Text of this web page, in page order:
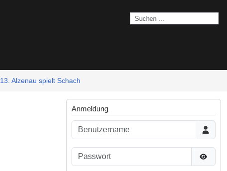
13. Alzenau spielt Schach
Anmeldung
Benutzername
Passwort